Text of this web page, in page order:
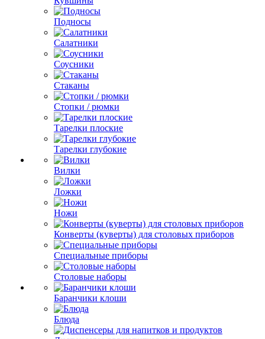
Подносы
Салатники
Соусники
Стаканы
Стопки / рюмки
Тарелки плоские
Тарелки глубокие
Вилки
Ложки
Ножи
Конверты (куверты) для столовых приборов
Специальные приборы
Столовые наборы
Баранчики клоши
Блюда